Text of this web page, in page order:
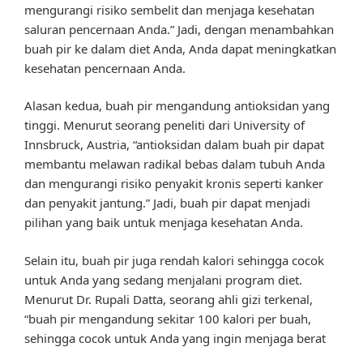
mengurangi risiko sembelit dan menjaga kesehatan
saluran pencernaan Anda.” Jadi, dengan menambahkan
buah pir ke dalam diet Anda, Anda dapat meningkatkan
kesehatan pencernaan Anda.
Alasan kedua, buah pir mengandung antioksidan yang
tinggi. Menurut seorang peneliti dari University of
Innsbruck, Austria, “antioksidan dalam buah pir dapat
membantu melawan radikal bebas dalam tubuh Anda
dan mengurangi risiko penyakit kronis seperti kanker
dan penyakit jantung.” Jadi, buah pir dapat menjadi
pilihan yang baik untuk menjaga kesehatan Anda.
Selain itu, buah pir juga rendah kalori sehingga cocok
untuk Anda yang sedang menjalani program diet.
Menurut Dr. Rupali Datta, seorang ahli gizi terkenal,
“buah pir mengandung sekitar 100 kalori per buah,
sehingga cocok untuk Anda yang ingin menjaga berat